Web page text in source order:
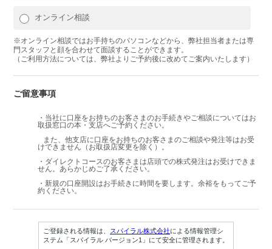
オンライン相談
※オンライン相談ではお手持ちのパソコンなどから、弊社担当者または専
門スタッフと顔を合わせて面談することができます。
（ご利用方法については、弊社よりご予約後に改めてご案内いたします）
ご留意事項
・当社に口座をお持ちのお客さまのお手続きやご相談についてはお
取扱窓口の本・支店へご予約ください。
また、他支店に口座をお持ちのお客さまのご相談や発注等はお受
けできません（お取扱店変更を除く）。
・ダイレクトコースのお客さまは店頭での株式発注はお受けできま
せん。あらかじめご了承ください。
・新規の口座開設はお手続きに時間を要します。余裕をもってご予
約ください。
ご登録される情報は、 スパイラル株式会社による情報管理シ
ステム「スパイラル バージョン1」にて安全に管理されます。